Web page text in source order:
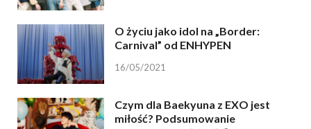
O życiu jako idol na „Border:
Carnival” od ENHYPEN
16/05/2021
Czym dla Baekyuna z EXO jest
miłość? Podsumowanie